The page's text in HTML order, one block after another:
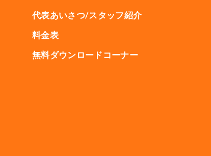
代表あいさつ/スタッフ紹介
料金表
無料ダウンロードコーナー